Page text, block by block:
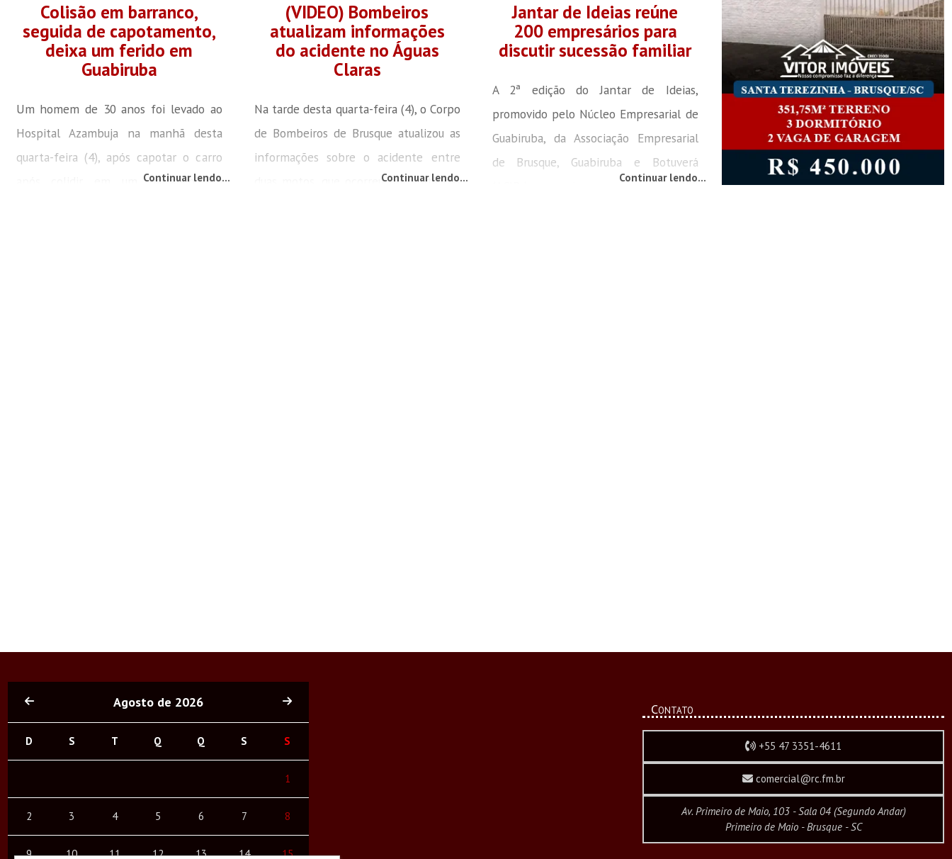
Colisão em barranco,
seguida de capotamento,
deixa um ferido em
Guabiruba
Um homem de 30 anos foi levado ao
Hospital Azambuja na manhã desta
quarta-feira (4), após capotar o carro
após colidir em um barranco em
Continuar lendo...
(VIDEO) Bombeiros
atualizam informações
do acidente no Águas
Claras
Na tarde desta quarta-feira (4), o Corpo
de Bombeiros de Brusque atualizou as
informações sobre o acidente entre
duas motos, que ocorreu por volta das
Continuar lendo...
Jantar de Ideias reúne
200 empresários para
discutir sucessão familiar
A 2ª edição do Jantar de Ideias,
promovido pelo Núcleo Empresarial de
Guabiruba, da Associação Empresarial
de Brusque, Guabiruba e Botuverá
(ACIBr), reuniu cerca de 200
Continuar lendo...
Agosto de 2026
D S T Q Q S S
1
2 3 4 5 6 7 8
9 10 11 12 13 14 15
Contato
+55 47 3351-4611
comercial@rc.fm.br
Av. Primeiro de Maio, 103 - Sala 04 (Segundo Andar)
Primeiro de Maio - Brusque - SC